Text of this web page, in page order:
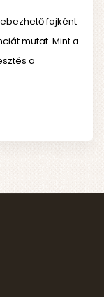
fajként
mutat. Mint a
a